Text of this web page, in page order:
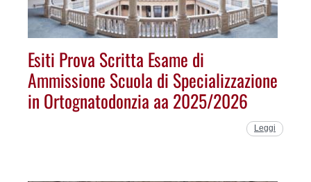
Esiti Prova Scritta Esame di
Ammissione Scuola di Specializzazione
in Ortognatodonzia aa 2025/2026
Leggi